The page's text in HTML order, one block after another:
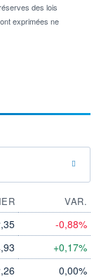
des lois
exprimées ne
VAR.
-0,88%
+0,17%
0,00%